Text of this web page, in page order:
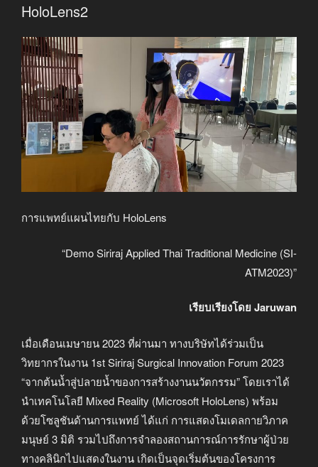
HoloLens2
การแพทย์แผนไทยกับ HoloLens
“Demo Siriraj Applied Thai Traditional Medicine (SI-
ATM2023)”
เรียบเรียงโดย Jaruwan
เมื่อเดือนเมษายน 2023 ที่ผ่านมา ทางบริษัทได้ร่วมเป็น
วิทยากรในงาน 1st Siriraj Surgical Innovation Forum 2023
“จากต้นน้ำสู่ปลายน้ำของการสร้างงานนวัตกรรม” โดยเราได้
นำเทคโนโลยี Mixed Reality (Microsoft HoloLens) พร้อม
ด้วยโซลูชันด้านการแพทย์ ได้แก่ การแสดงโมเดลกายวิภาค
มนุษย์ 3 มิติ รวมไปถึงการจำลองสถานการณ์การรักษาผู้ป่วย
ทางคลินิกไปแสดงในงาน เกิดเป็นจุดเริ่มต้นของโครงการ